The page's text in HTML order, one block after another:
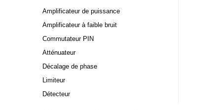
Amplificateur de puissance
Amplificateur à faible bruit
Commutateur PIN
Atténuateur
Décalage de phase
Limiteur
Détecteur